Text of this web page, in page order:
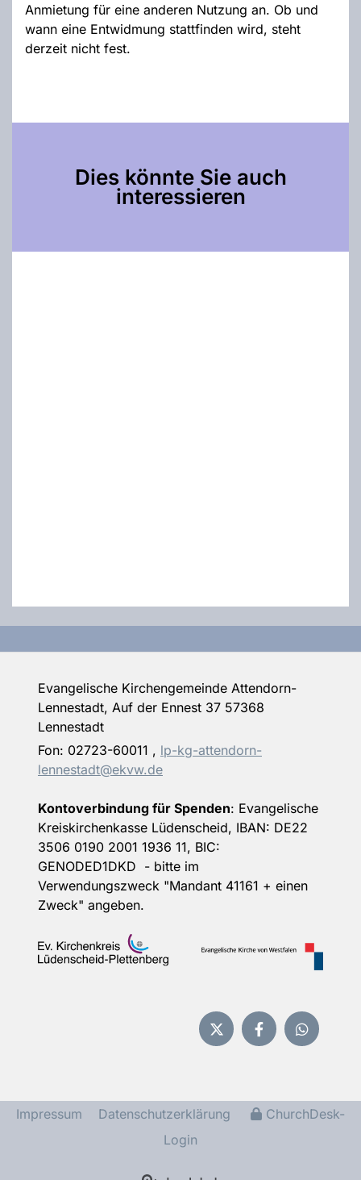
Anmietung für eine anderen Nutzung an. Ob und
wann eine Entwidmung stattfinden wird, steht
derzeit nicht fest.
Dies könnte Sie auch
interessieren
Evangelische Kirchengemeinde Attendorn-
Lennestadt, Auf der Ennest 37 57368
Lennestadt
Fon: 02723-60011 , lp-kg-attendorn-
lennestadt@ekvw.de
Kontoverbindung für Spenden: Evangelische
Kreiskirchenkasse Lüdenscheid, IBAN: DE22
3506 0190 2001 1936 11, BIC:
GENODED1DKD - bitte im
Verwendungszweck "Mandant 41161 + einen
Zweck" angeben.
Impressum Datenschutzerklärung
ChurchDesk-
Login